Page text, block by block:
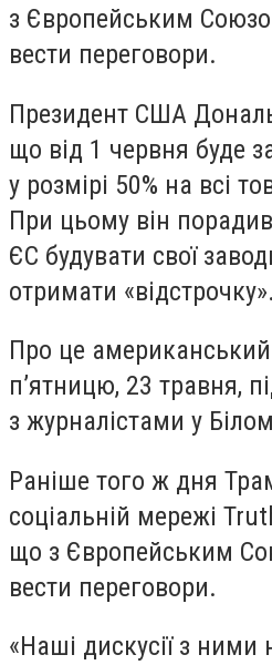
з Європейським
вести переговори.
Президент США
що від 1 червня буде
у розмірі 50% на всі
При цьому він
ЄС будувати свої
отримати «відстрочку».
Про це американський
п’ятницю, 23 травня,
з журналістами у
Раніше того ж дня
соціальній мережі
що з Європейським
вести переговори.
«Наші дискусії з ними